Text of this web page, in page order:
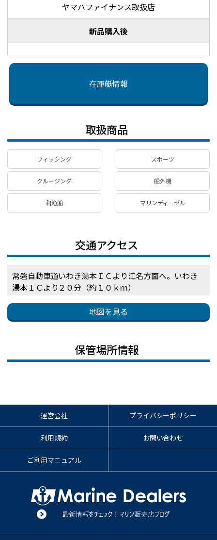
ヤマハファイナンス取扱店
新品購入後
在庫艇情報
取扱商品
フィッシング スポーツ
クルージング 船外機
和漁船 マリンディーゼル
交通アクセス
常磐自動車道いわき湯本ＩＣより江名方面へ。いわき
湯本ＩＣより２０分（約１０ｋｍ）
地図を見る
保管場所情報
運営会社 プライバシーポリシー
利用規約 お問い合わせ
ご利用マニュアル